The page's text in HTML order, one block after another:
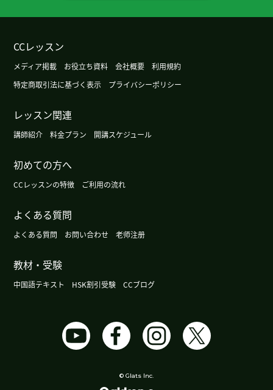
今天辛苦了～，下节课见。
保护和保障消费者权益本來是件好事，但最近却出
现了过度保护的情况，导致对企业而言变得不公平
我也觉得这件事件平台方肯定也有问题。我一直认
钱的制度确实存在问题。
日本电动汽车的普及率目前仍仅为2%至3%左右。
课再见。
大阪很热闹的地方是梅田和难波。现在外国的游客
下课后我一直在寻找以左手为主角的场面。但是我
可能睡不着。谢谢老师，下次见！
CCレッスン
メディア掲載 お役立ち資料 会社概要
利用規約
特定商取引法に基づく表示
プライバシーポリシー
レッスン関連
講師紹介 料金プラン 開講スケジュール
初めての方へ
CCレッスンの特徴 ご利用の流れ
よくある質問
よくある質問 お問い合わせ 老师注册
教材・受験
中国語テキスト HSK割引受験 CCブログ
© Glats Inc.